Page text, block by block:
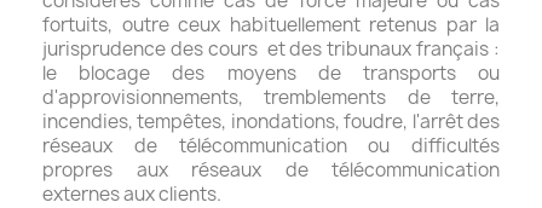
fortuits, outre ceux habituellement retenus par la
jurisprudence des cours et des tribunaux français :
le blocage des moyens de transports ou
d'approvisionnements, tremblements de terre,
incendies, tempêtes, inondations, foudre, l'arrêt des
réseaux de télécommunication ou difficultés
propres aux réseaux de télécommunication
externes aux clients.